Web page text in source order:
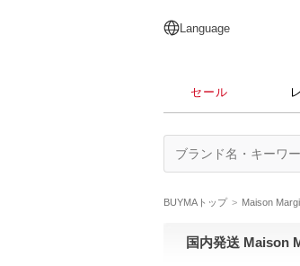
日本語
English
简体中文
繁體中文
Language
セール
BUYMAトップ Maison
国内発送 Maison